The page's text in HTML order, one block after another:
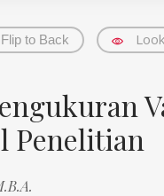
Flip to Back
Penelitian